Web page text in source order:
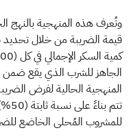
وتُعرف هذه المنهجية بالنهج
قيمة الضريبة من خلال
الجاهز للشرب الذي يقع
المنهجية الحالية لفرض
للمشروب المُحلى الخاضع